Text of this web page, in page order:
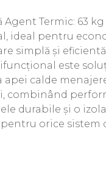
Agent Termic: 63 kg
ideal pentru
simplă și
este
calde
combinând
durabile și o
orice sistem